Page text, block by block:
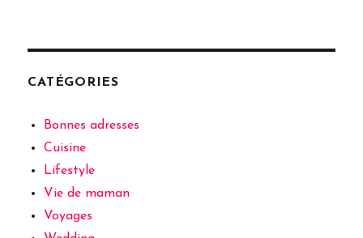
CATÉGORIES
Bonnes adresses
Cuisine
Lifestyle
Vie de maman
Voyages